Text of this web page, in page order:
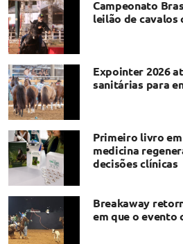
Campeonato
leilão de
Expointer 2026
sanitárias para
Primeiro livro
medicina
decisões clínicas
Breakaway
em que o evento